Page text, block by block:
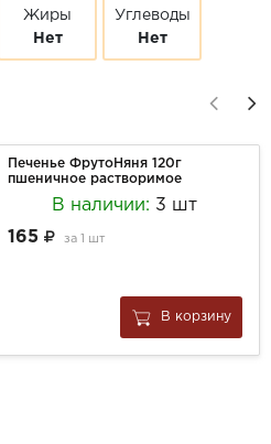
Жиры
Нет
Углеводы
Нет
Печенье ФрутоНяня 120г
пшеничное растворимое
В наличии: 3 шт
165
за 1 шт
В корзину